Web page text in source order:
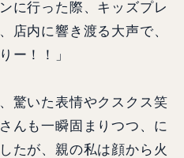
に行った際、キッズプレ
店内に響き渡る大声で、
！！」
驚いた表情やクスクス笑
んも一瞬固まりつつ、に
たが、親の私は顔から火